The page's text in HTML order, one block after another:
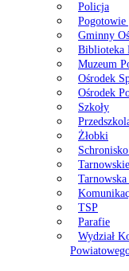
Policja
Pogotowie
Gminny
Biblioteka
Muzeum
Ośrodek
Ośrodek
Szkoły
Żłobki
TSP
Parafie
Wydział